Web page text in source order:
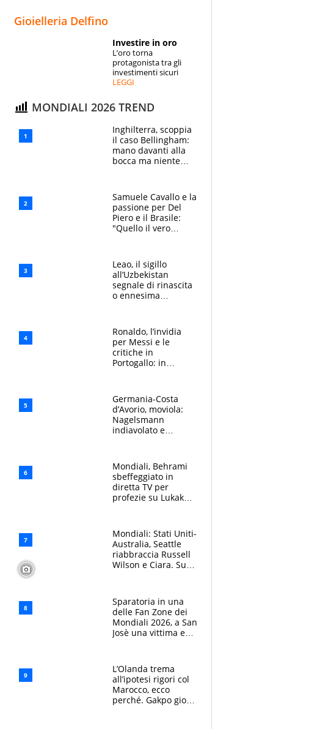
ESPERTI
Gioielleria Delfino
Investire in oro
L’oro torna
protagonista tra gli
investimenti sicuri
LEGGI
MONDIALI 2026 TREND
Inghilterra, scoppia
il caso Bellingham:
mano davanti alla
bocca ma niente
alla FIFA
Samuele Cavallo e la
passione per Del
Piero e il Brasile:
"Quello il vero
Leao, il sigillo
all’Uzbekistan
segnale di rinascita
o ennesima
Ronaldo, l’invidia
per Messi e le
critiche in
Portogallo: in
decisione di
Martinez
Germania-Costa
d’Avorio, moviola:
Nagelsmann
indiavolato e
e potevano essere
tre
Mondiali, Behrami
sbeffeggiato in
diretta TV per
profezie su Lukaku e
Mondiali: Stati Uniti-
Australia, Seattle
riabbraccia Russell
Wilson e Ciara. Sugli
Sparatoria in una
delle Fan Zone dei
Mondiali 2026, a San
Josè una vittima e
L’Olanda trema
all’ipotesi rigori col
Marocco, ecco
perché. Gakpo gioca